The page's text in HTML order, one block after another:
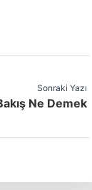
Sonraki Yazı
Ne Demek